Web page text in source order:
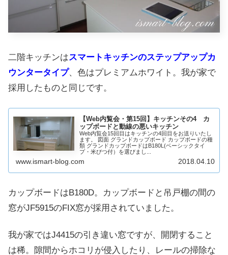
二階キッチンはスマートキッチンのステップアップカ
ウンタータイプ、色はプレミアムホワイト。我が家で
採用したものと同じです。
【Web内覧会・第15回】キッチンその4 カ
ップボードと動線の悪いキッチン
Web内覧会15回目はキッチンの4回目をお送りいたし
ます。 図面 グランドカップボード カップボードの種
類 グランドカップボードはB180L(ベーシックタイ
プ・米びつ付）を選びまし...
www.ismart-blog.com 2018.04.10
カップボードはB180D。カップボードと吊戸棚の間の
窓がJF5915のFIX窓が採用されていました。
我が家ではJ4415の引き違い窓ですが、開閉すること
は稀。隙間からホコリが侵入したり、レールの掃除な